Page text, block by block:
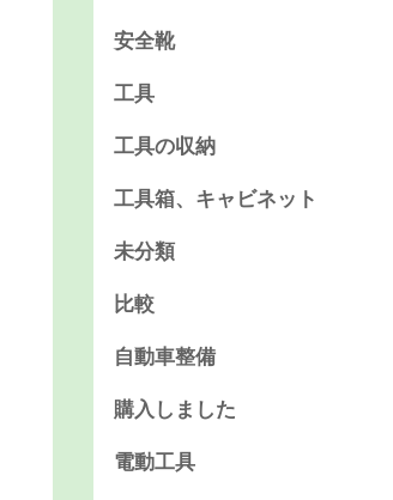
安全靴
工具
工具の収納
工具箱、キャビネット
未分類
比較
自動車整備
購入しました
電動工具